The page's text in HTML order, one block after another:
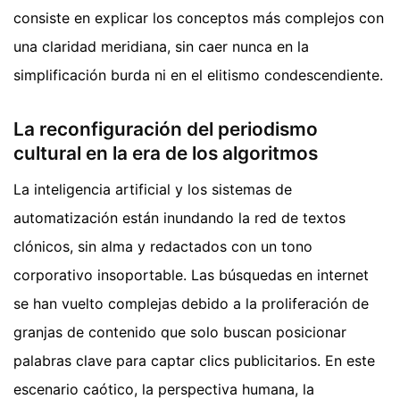
consiste en explicar los conceptos más complejos con
una claridad meridiana, sin caer nunca en la
simplificación burda ni en el elitismo condescendiente.
La reconfiguración del periodismo
cultural en la era de los algoritmos
La inteligencia artificial y los sistemas de
automatización están inundando la red de textos
clónicos, sin alma y redactados con un tono
corporativo insoportable. Las búsquedas en internet
se han vuelto complejas debido a la proliferación de
granjas de contenido que solo buscan posicionar
palabras clave para captar clics publicitarios. En este
escenario caótico, la perspectiva humana, la